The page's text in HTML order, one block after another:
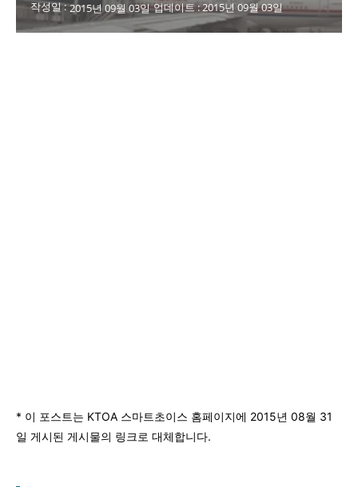
작성일 : 2015년 09월 03일 업데이트 :2015년 09월 03일
* 이 포스트는 KTOA 스마트초이스 홈페이지에 2015년 08월 31
일 게시된 게시물의 링크로 대체합니다.